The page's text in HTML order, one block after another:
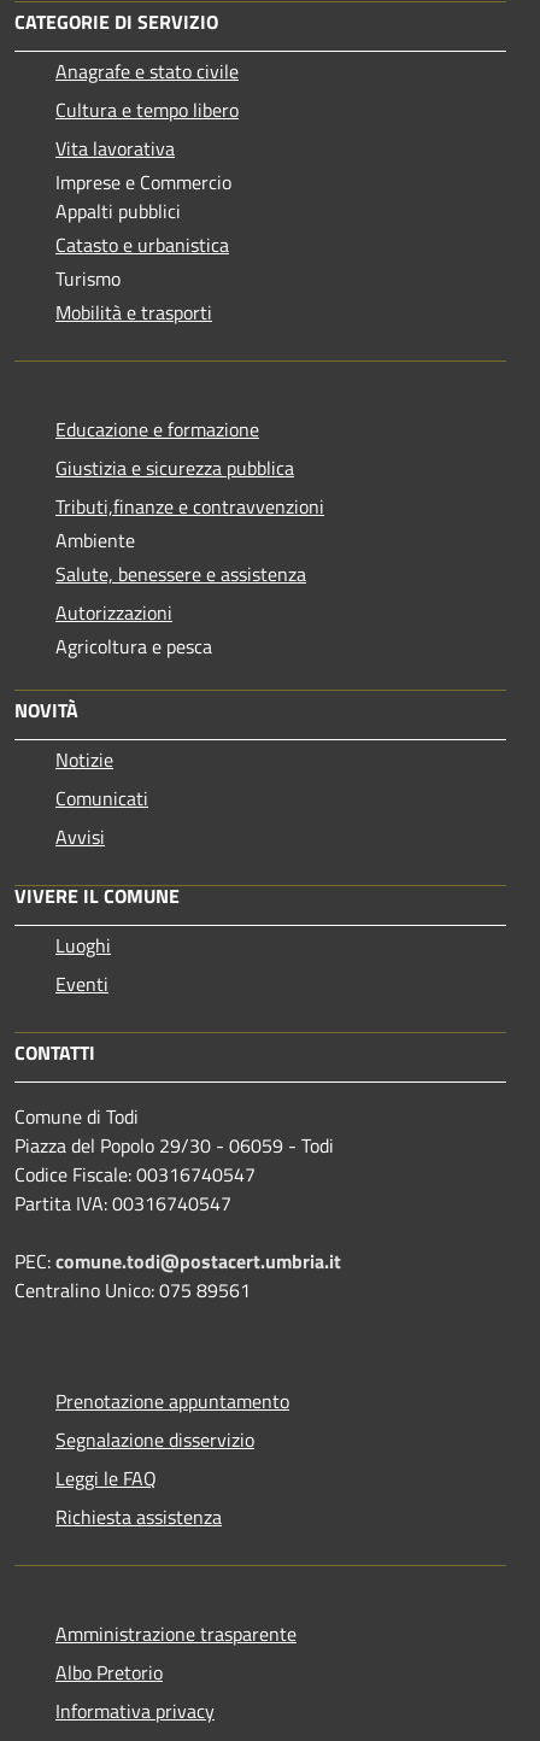
CATEGORIE DI SERVIZIO
Anagrafe e stato civile
Cultura e tempo libero
Vita lavorativa
Imprese e Commercio
Appalti pubblici
Catasto e urbanistica
Turismo
Mobilità e trasporti
Educazione e formazione
Giustizia e sicurezza pubblica
Tributi,finanze e contravvenzioni
Ambiente
Salute, benessere e assistenza
Autorizzazioni
Agricoltura e pesca
NOVITÀ
Notizie
Comunicati
Avvisi
VIVERE IL COMUNE
Luoghi
Eventi
CONTATTI
Comune di Todi
Piazza del Popolo 29/30 - 06059 - Todi
Codice Fiscale: 00316740547
Partita IVA: 00316740547
PEC:comune.todi@postacert.umbria.it
Centralino Unico: 075 89561
Prenotazione appuntamento
Segnalazione disservizio
Leggi le FAQ
Richiesta assistenza
Amministrazione trasparente
Albo Pretorio
Informativa privacy